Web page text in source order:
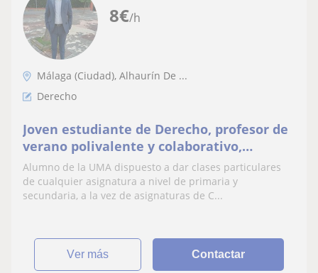
8€/h
Málaga (Ciudad), Alhaurín De ...
Derecho
Joven estudiante de Derecho, profesor de
verano polivalente y colaborativo,
especializado en Ciencias Sociales y
Humanidades
Alumno de la UMA dispuesto a dar clases particulares
de cualquier asignatura a nivel de primaria y
secundaria, a la vez de asignaturas de C...
ver más Contactar